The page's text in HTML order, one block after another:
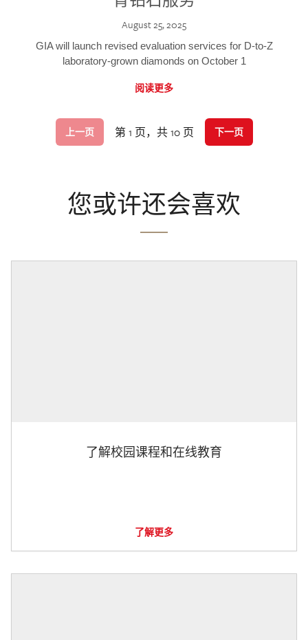
August 25, 2025
GIA will launch revised evaluation services for D-to-Z
laboratory-grown diamonds on October 1
阅读更多
上一页 第 1 页，共 10 页 下一页
您或许还会喜欢
了解校园课程和在线教育
了解更多